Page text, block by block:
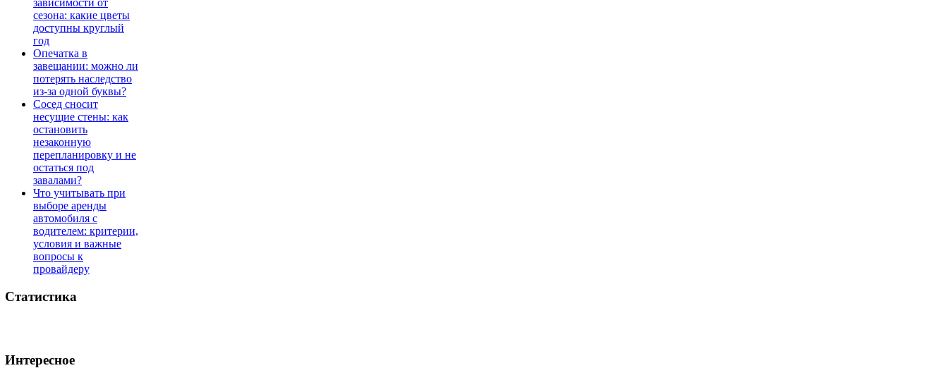
зависимости от
сезона: какие цветы
доступны круглый
год
Опечатка в
завещании: можно ли
потерять наследство
из-за одной буквы?
Сосед сносит
несущие стены: как
остановить
незаконную
перепланировку и не
остаться под
завалами?
Что учитывать при
выборе аренды
автомобиля с
водителем: критерии,
условия и важные
вопросы к
провайдеру
Статистика
Интересное